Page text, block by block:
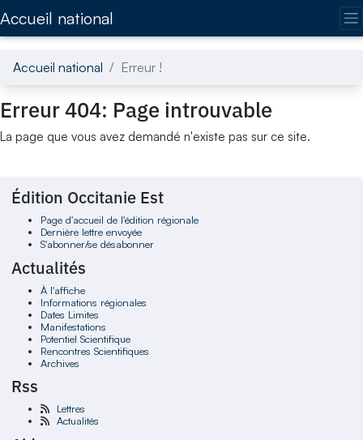
Accueil national
Accueil national Erreur !
Erreur 404: Page introuvable
La page que vous avez demandé n'existe pas sur ce site.
Édition Occitanie Est
Page d'accueil de l'édition régionale
Dernière lettre envoyée
S'abonner/se désabonner
Actualités
À l'affiche
Informations régionales
Dates Limites
Manifestations
Potentiel Scientifique
Rencontres Scientifiques
Archives
Rss
Lettres
Actualités